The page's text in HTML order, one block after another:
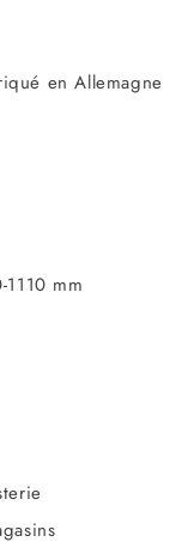
en Allemagne
mm